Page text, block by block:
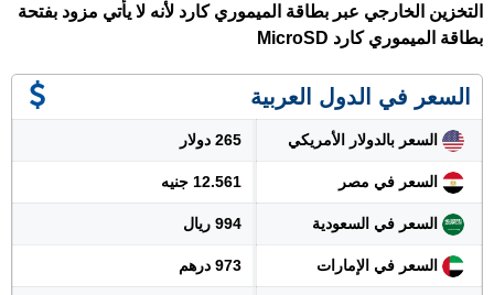
التخزين الخارجي عبر بطاقة الميموري كارد لأنه لا يأتي مزود بفتحة
بطاقة الميموري كارد MicroSD
السعر في الدول العربية
السعر بالدولار الأمريكي 265 دولار
السعر في مصر 12.561 جنيه
السعر في السعودية 994 ريال
السعر في الإمارات 973 درهم